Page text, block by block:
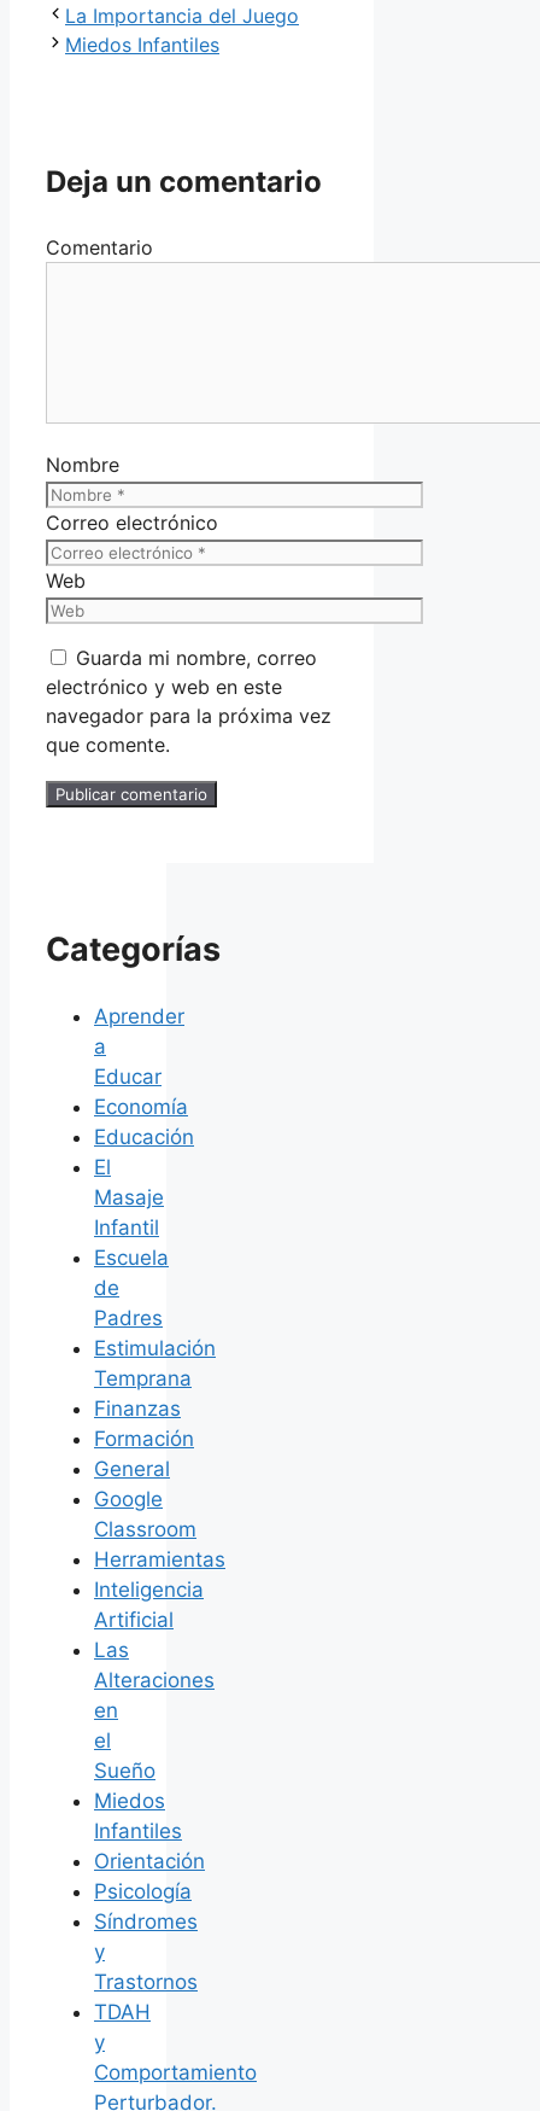
La Importancia del Juego
Miedos Infantiles
Deja un comentario
Comentario
Nombre
Correo electrónico
Web
Guarda mi nombre, correo
electrónico y web en este
navegador para la próxima vez
que comente.
Categorías
Aprender
a
Educar
Economía
Educación
El
Masaje
Infantil
Escuela
de
Padres
Estimulación
Temprana
Finanzas
Formación
General
Google
Classroom
Herramientas
Inteligencia
Artificial
Las
Alteraciones
en
el
Sueño
Miedos
Infantiles
Orientación
Psicología
Síndromes
y
Trastornos
TDAH
y
Comportamiento
Perturbador.